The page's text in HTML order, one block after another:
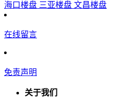
海口楼盘 三亚楼盘 文昌楼盘
在线留言
免责声明
关于我们